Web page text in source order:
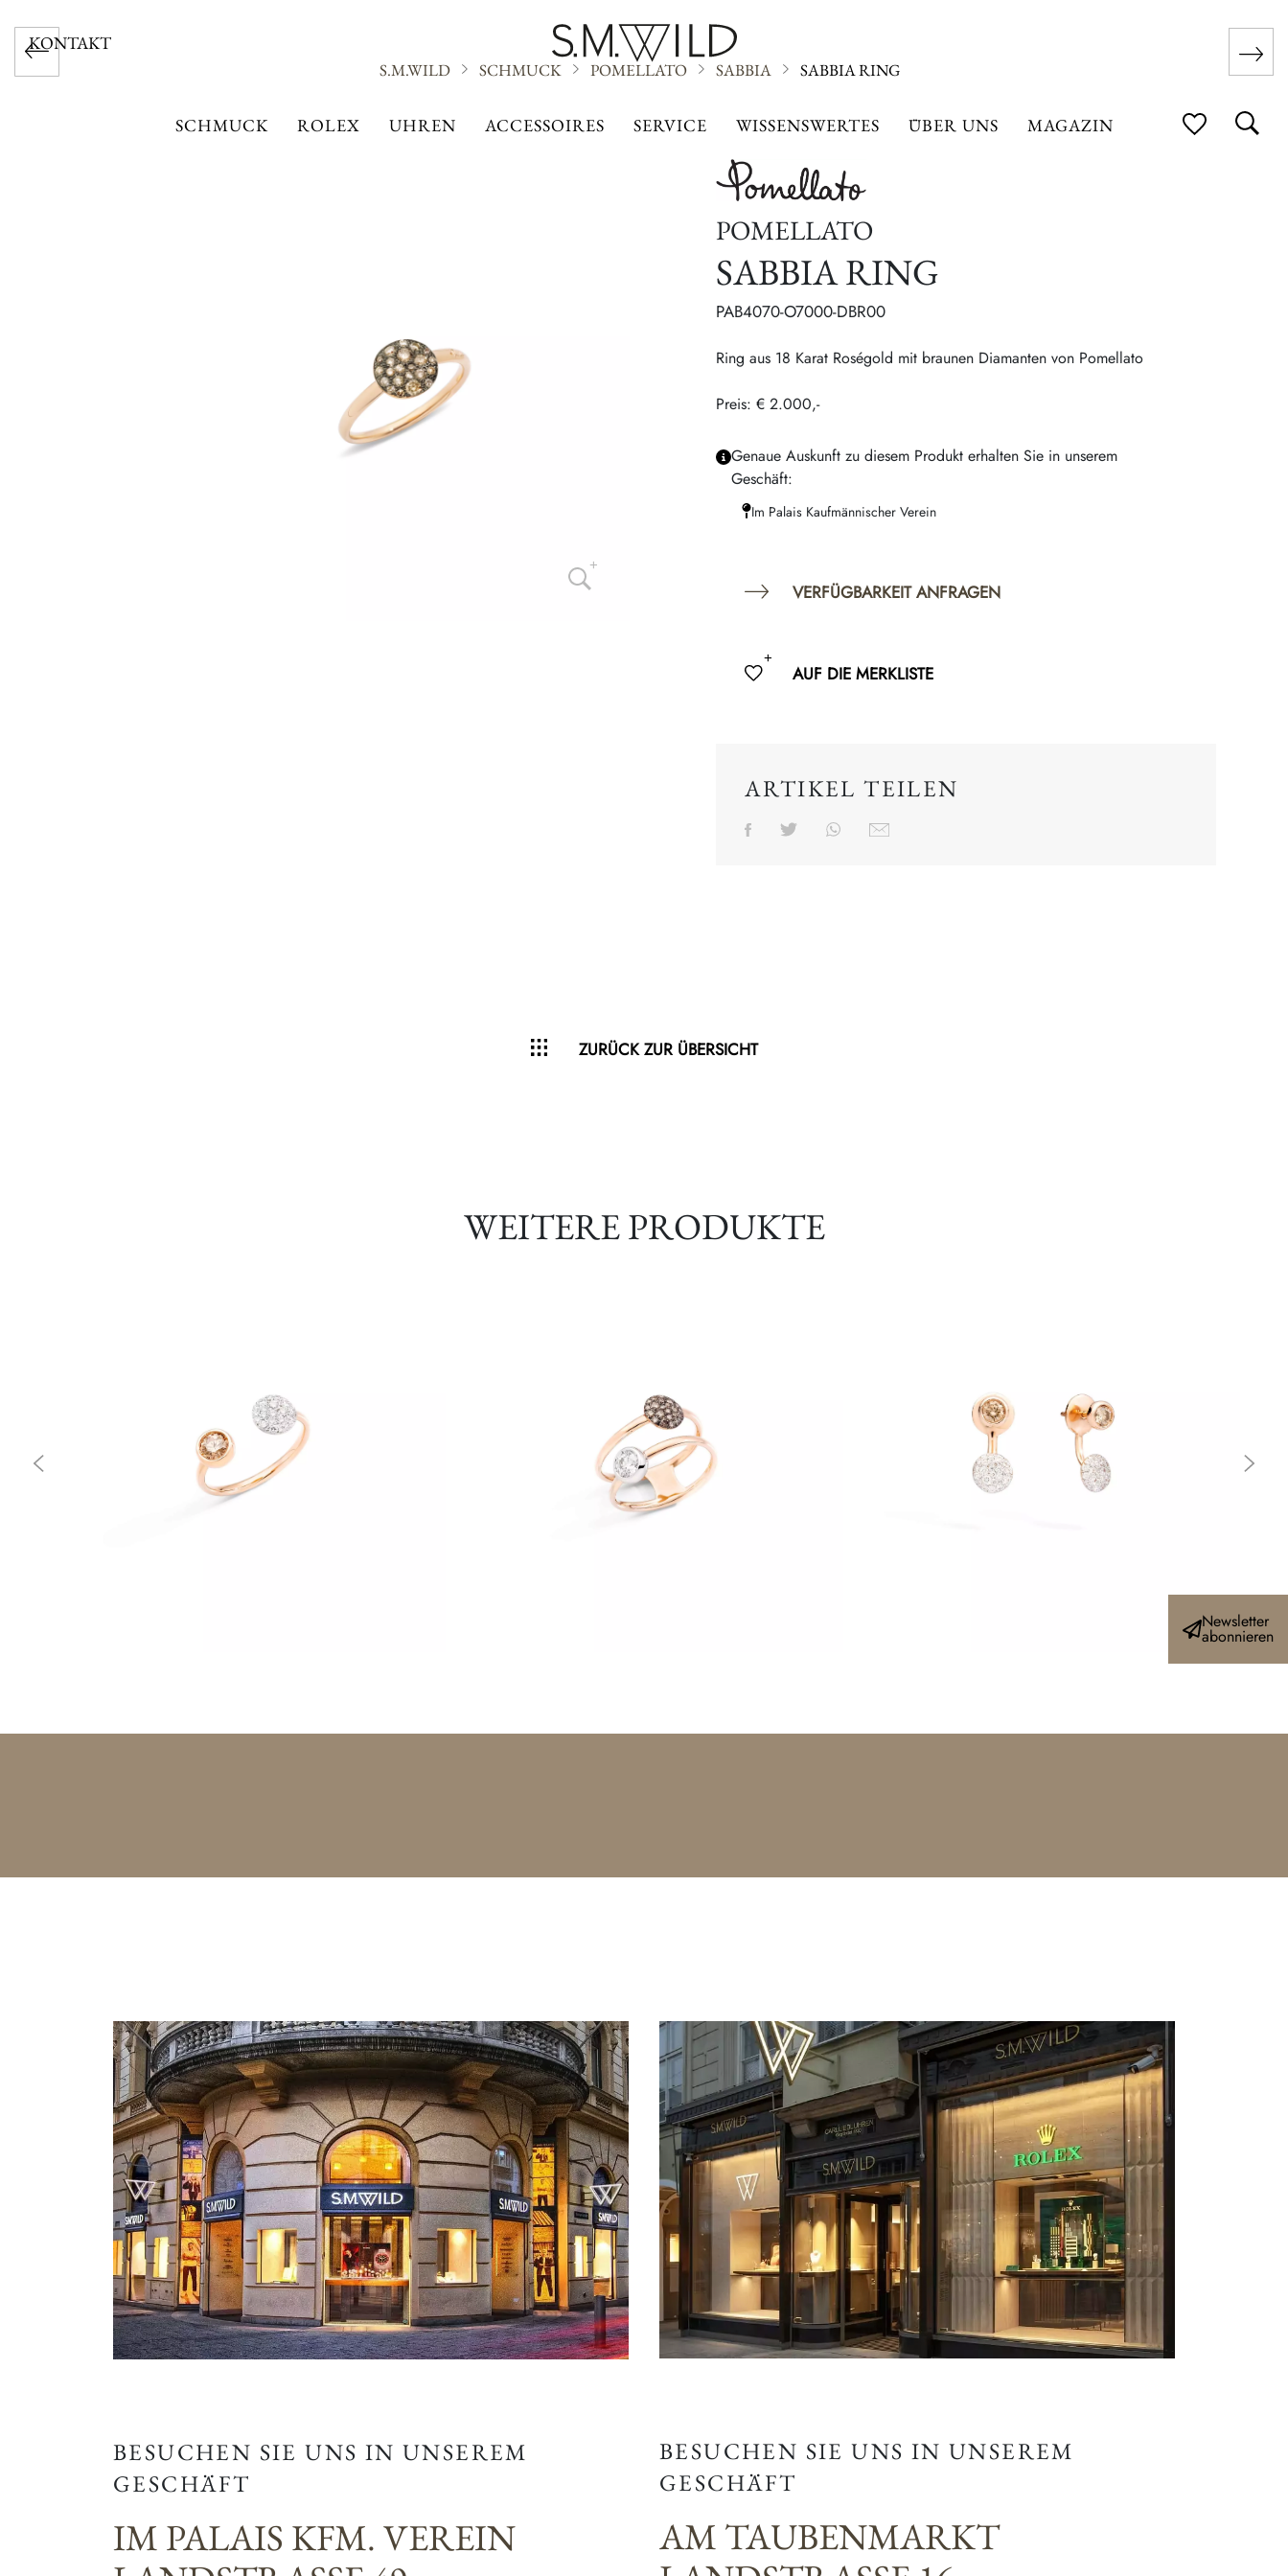
KONTAKT
SCHMUCK ROLEX UHREN ACCESSOIRES SERVICE WISSENSWERTES ÜBER UNS MAGAZIN
S.M.WILD SCHMUCK POMELLATO SABBIA SABBIA RING
POMELLATO
SABBIA RING
PAB4070-O7000-DBR00
Ring aus 18 Karat Roségold mit braunen Diamanten von Pomellato
Preis: € 2.000,-
Genaue Auskunft zu diesem Produkt erhalten Sie in unserem
Geschäft:
Im Palais Kaufmännischer Verein
VERFÜGBARKEIT ANFRAGEN
AUF DIE MERKLISTE
ARTIKEL TEILEN
ZURÜCK ZUR ÜBERSICHT
WEITERE PRODUKTE
BESUCHEN SIE UNS IN UNSEREM
GESCHÄFT
IM PALAIS KFM. VEREIN
BESUCHEN SIE UNS IN UNSEREM
GESCHÄFT
AM TAUBENMARKT
Newsletter
abonnieren